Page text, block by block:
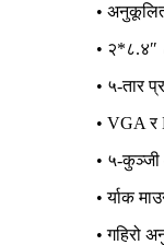
•
• २*८.४″
• ५-तार
• VGA र
• ५-कुञ्जी
• र्याक
• गहिरो